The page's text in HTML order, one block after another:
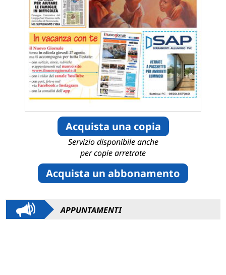
Acquista una copia
Servizio disponibile anche
per copie arretrate
Acquista un abbonamento
APPUNTAMENTI